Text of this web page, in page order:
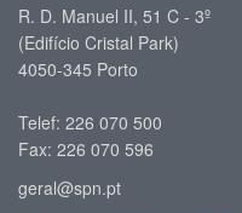
R. D. Manuel II, 51 C - 3º
(Edifício Cristal Park)
4050-345 Porto
Telef: 226 070 500
Fax: 226 070 596
geral@spn.pt